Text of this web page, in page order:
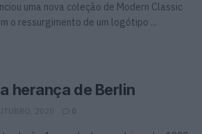
uma nova coleção de Modern Classic
o ressurgimento de um logótipo ...
herança de Berlin
2020 0